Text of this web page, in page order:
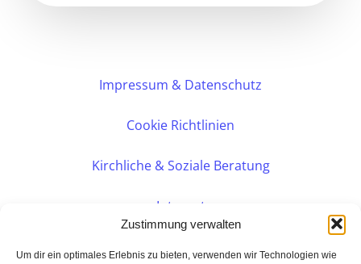
Zustimmung verwalten
Um dir ein optimales Erlebnis zu bieten, verwenden wir Technologien wie
Impressum & Datenschutz
Cookie Richtlinien
Kirchliche & Soziale Beratung
Intranet